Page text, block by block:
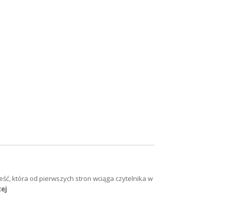
która od pierwszych stron wciąga czytelnika w